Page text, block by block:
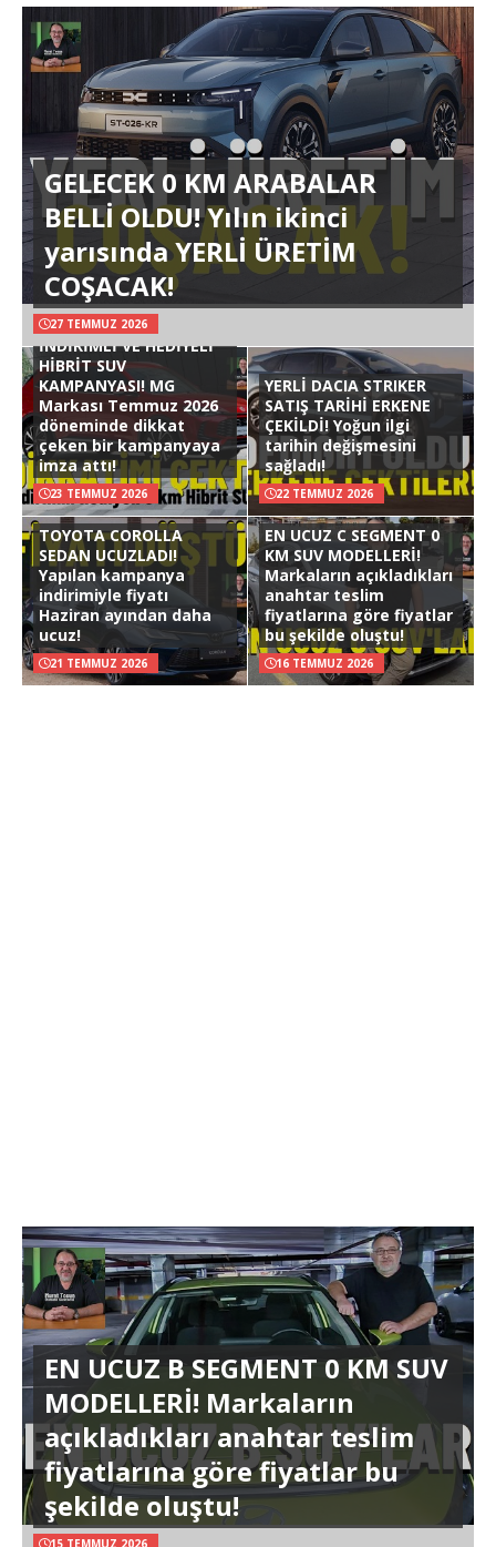
GELECEK 0 KM ARABALAR
BELLİ OLDU! Yılın ikinci
yarısında YERLİ ÜRETİM
COŞACAK!
27 TEMMUZ 2026
İNDİRİMLİ VE HEDİYELİ
HİBRİT SUV
KAMPANYASI! MG
Markası Temmuz 2026
döneminde dikkat
çeken bir kampanyaya
imza attı!
23 TEMMUZ 2026
YERLİ DACIA STRIKER
SATIŞ TARİHİ ERKENE
ÇEKİLDİ! Yoğun ilgi
tarihin değişmesini
sağladı!
22 TEMMUZ 2026
TOYOTA COROLLA
SEDAN UCUZLADI!
Yapılan kampanya
indirimiyle fiyatı
Haziran ayından daha
ucuz!
21 TEMMUZ 2026
EN UCUZ C SEGMENT 0
KM SUV MODELLERİ!
Markaların açıkladıkları
anahtar teslim
fiyatlarına göre fiyatlar
bu şekilde oluştu!
16 TEMMUZ 2026
EN UCUZ B SEGMENT 0 KM SUV
MODELLERİ! Markaların
açıkladıkları anahtar teslim
fiyatlarına göre fiyatlar bu
şekilde oluştu!
15 TEMMUZ 2026